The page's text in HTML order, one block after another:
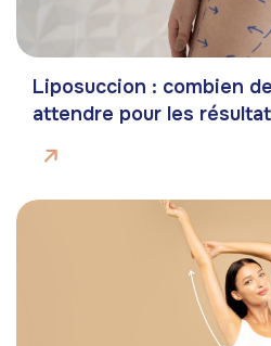
Liposuccion : combien
attendre pour les